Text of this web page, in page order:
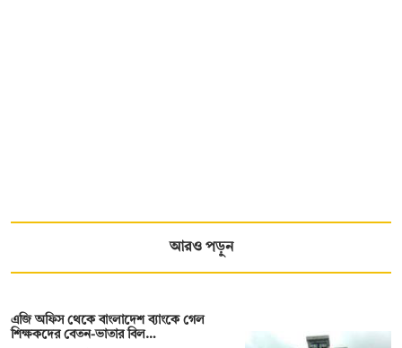
আরও পড়ুন
এজি অফিস থেকে বাংলাদেশ ব্যাংকে গেল
শিক্ষকদের বেতন-ভাতার বিল…